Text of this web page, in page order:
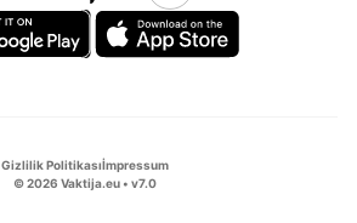
Gizlilik Politikasıİmpressum
©2026 Vaktija.eu • v7.0